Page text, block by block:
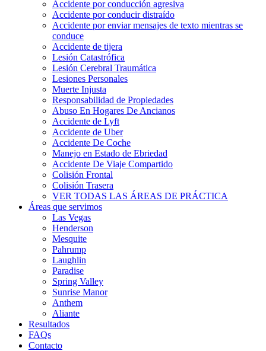
Accidente por conducción agresiva
Accidente por conducir distraído
Accidente por enviar mensajes de texto mientras se
conduce
Accidente de tijera
Lesión Catastrófica
Lesión Cerebral Traumática
Lesiones Personales
Muerte Injusta
Responsabilidad de Propiedades
Abuso En Hogares De Ancianos
Accidente de Lyft
Accidente de Uber
Accidente De Coche
Manejo en Estado de Ebriedad
Accidente De Viaje Compartido
Colisión Frontal
Colisión Trasera
VER TODAS LAS ÁREAS DE PRÁCTICA
Áreas que servimos
Las Vegas
Henderson
Mesquite
Pahrump
Laughlin
Paradise
Spring Valley
Sunrise Manor
Anthem
Aliante
Resultados
FAQs
Contacto